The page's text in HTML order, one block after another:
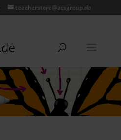
teacherstore@acsgroup.de